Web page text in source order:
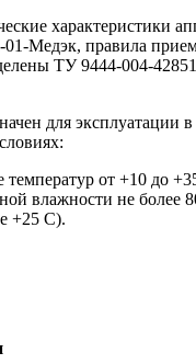
характеристики
Медэк, правила
ТУ 9444-004-
для эксплуатации
температур от +10 до
влажности не более
+25 С).